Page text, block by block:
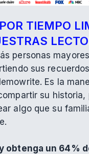
TIEMPO
personas
sus
Es la
su historia,
algo que su
obtenga un 64%